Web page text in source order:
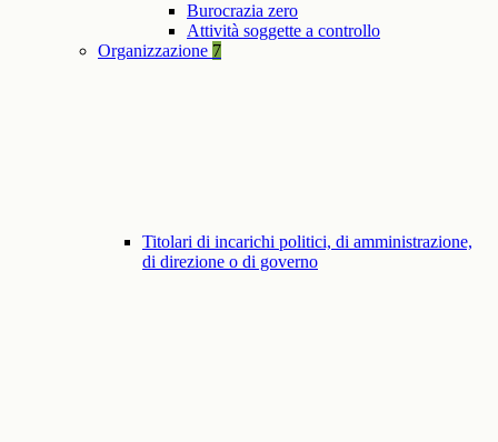
Burocrazia zero
Attività soggette a controllo
Organizzazione 7
Titolari di incarichi politici, di amministrazione,
di direzione o di governo